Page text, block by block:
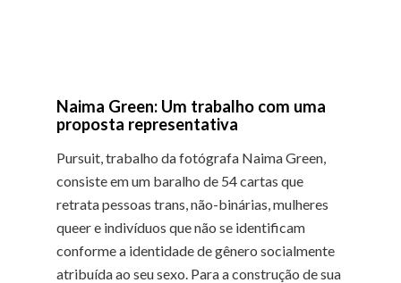
Naima Green: Um trabalho com uma
proposta representativa
Pursuit, trabalho da fotógrafa Naima Green,
consiste em um baralho de 54 cartas que
retrata pessoas trans, não-binárias, mulheres
queer e indivíduos que não se identificam
conforme a identidade de gênero socialmente
atribuída ao seu sexo. Para a construção de sua